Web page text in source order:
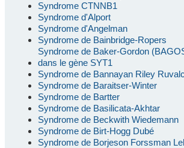
Syndrome CTNNB1
Syndrome d'Alport
Syndrome d'Angelman
Syndrome de Bainbridge-Ropers
Syndrome de Baker-Gordon
dans le gène SYT1
Syndrome de Bannayan Riley
Syndrome de Baraitser-Winter
Syndrome de Bartter
Syndrome de Basilicata-Akhtar
Syndrome de Beckwith Wiedemann
Syndrome de Birt-Hogg Dubé
Syndrome de Borjeson Forssman